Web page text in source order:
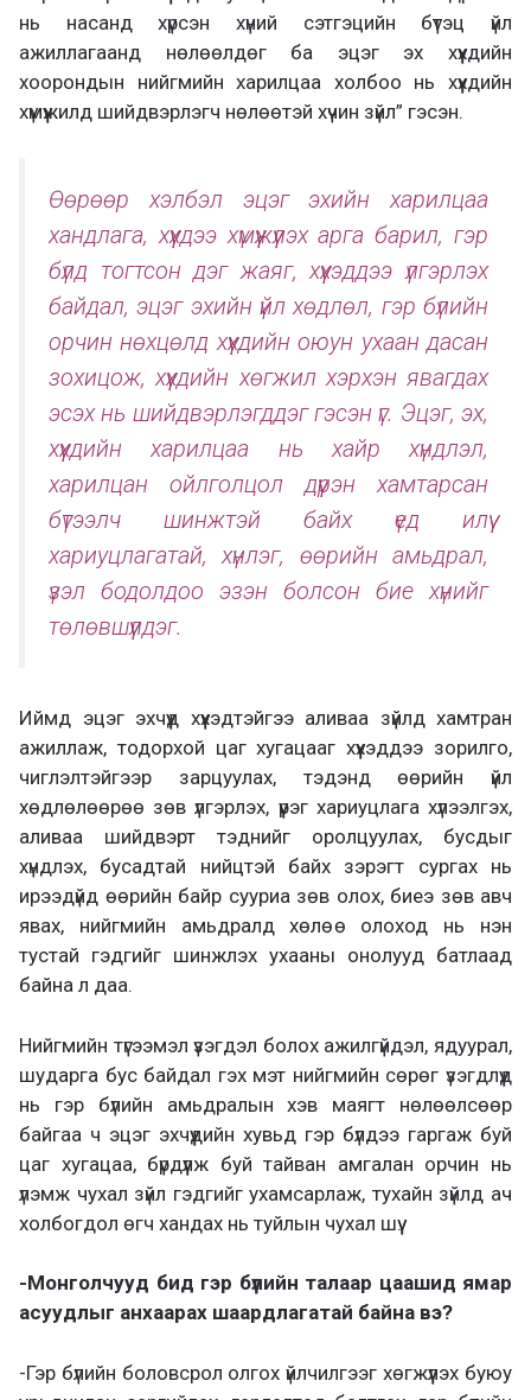
нь насанд хүрсэн хүний сэтгэцийн бүтэц үйл
ажиллагаанд нөлөөлдөг ба эцэг эх хүүхдийн
хоорондын нийгмийн харилцаа холбоо нь хүүхдийн
хүмүүжилд шийдвэрлэгч нөлөөтэй хүчин зүйл” гэсэн.
Өөрөөр хэлбэл эцэг эхийн харилцаа
хандлага, хүүхдээ хүмүүжүүлэх арга барил, гэр
бүлд тогтсон дэг жаяг, хүүхэддээ үлгэрлэх
байдал, эцэг эхийн үйл хөдлөл, гэр бүлийн
орчин нөхцөлд хүүхдийн оюун ухаан дасан
зохицож, хүүхдийн хөгжил хэрхэн явагдах
эсэх нь шийдвэрлэгддэг гэсэн үг. Эцэг, эх,
хүүхдийн харилцаа нь хайр хүндлэл,
харилцан ойлголцол дүүрэн хамтарсан
бүтээлч шинжтэй байх үед илүү
хариуцлагатай, хүнлэг, өөрийн амьдрал,
үзэл бодолдоо эзэн болсон бие хүнийг
төлөвшүүлдэг.
Иймд эцэг эхчүүд хүүхэдтэйгээ аливаа зүйлд хамтран
ажиллаж, тодорхой цаг хугацааг хүүхэддээ зорилго,
чиглэлтэйгээр зарцуулах, тэдэнд өөрийн үйл
хөдлөлөөрөө зөв үлгэрлэх, үүрэг хариуцлага хүлээлгэх,
аливаа шийдвэрт тэднийг оролцуулах, бусдыг
хүндлэх, бусадтай нийцтэй байх зэрэгт сургах нь
ирээдүйд өөрийн байр сууриа зөв олох, биеэ зөв авч
явах, нийгмийн амьдралд хөлөө олоход нь нэн
тустай гэдгийг шинжлэх ухааны онолууд батлаад
байна л даа.
Нийгмийн түгээмэл үзэгдэл болох ажилгүйдэл, ядуурал,
шударга бус байдал гэх мэт нийгмийн сөрөг үзэгдлүүд
нь гэр бүлийн амьдралын хэв маягт нөлөөлсөөр
байгаа ч эцэг эхчүүдийн хувьд гэр бүлдээ гаргаж буй
цаг хугацаа, бүрдүүлж буй тайван амгалан орчин нь
үлэмж чухал зүйл гэдгийг ухамсарлаж, тухайн зүйлд ач
холбогдол өгч хандах нь туйлын чухал шүү.
-Монголчууд бид гэр бүлийн талаар цаашид ямар
асуудлыг анхаарах шаардлагатай байна вэ?
-Гэр бүлийн боловсрол олгох үйлчилгээг хөгжүүлэх буюу